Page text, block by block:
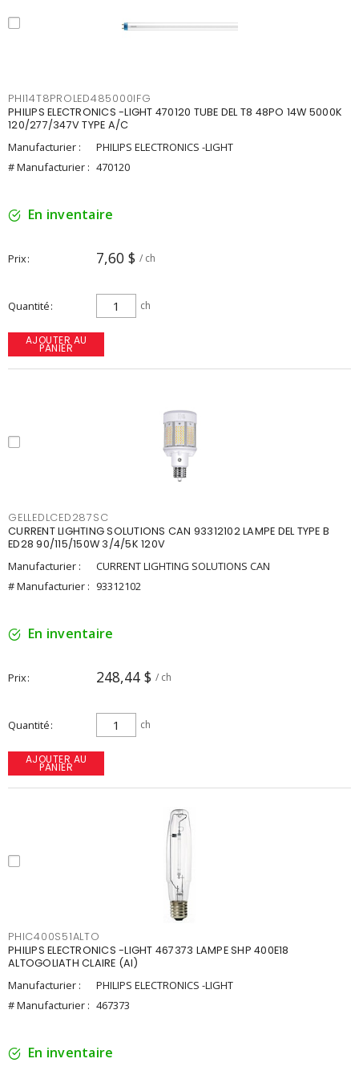
PHI14T8PROLED485000IFG
PHILIPS ELECTRONICS -LIGHT 470120 TUBE DEL T8 48PO 14W 5000K
120/277/347V TYPE A/C
Manufacturier :
PHILIPS ELECTRONICS -LIGHT
# Manufacturier : 470120
En inventaire
Prix 7,60 $ / ch
Quantité ch
AJOUTER AU
PANIER
GELLEDLCED287SC
CURRENT LIGHTING SOLUTIONS CAN 93312102 LAMPE DEL TYPE B
ED28 90/115/150W 3/4/5K 120V
Manufacturier :
CURRENT LIGHTING SOLUTIONS CAN
# Manufacturier : 93312102
En inventaire
Prix 248,44 $ / ch
Quantité ch
AJOUTER AU
PANIER
PHIC400S51ALTO
PHILIPS ELECTRONICS -LIGHT 467373 LAMPE SHP 400E18
ALTOGOLIATH CLAIRE (AI)
Manufacturier :
PHILIPS ELECTRONICS -LIGHT
# Manufacturier : 467373
En inventaire